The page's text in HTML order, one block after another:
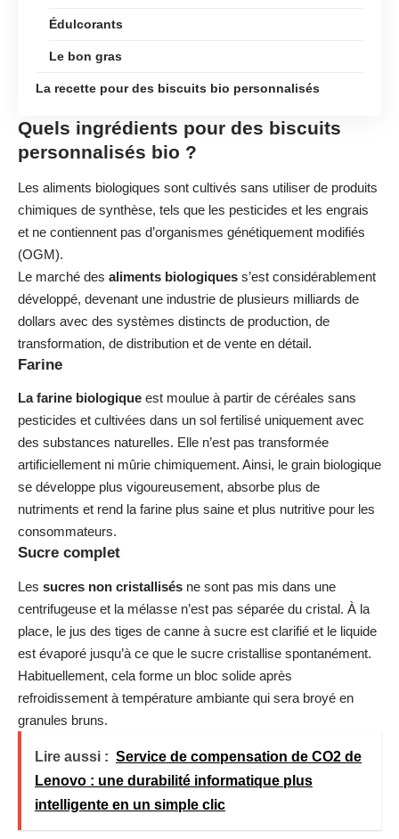
Édulcorants
Le bon gras
La recette pour des biscuits bio personnalisés
Quels ingrédients pour des biscuits
personnalisés bio ?
Les aliments biologiques sont cultivés sans utiliser de produits
chimiques de synthèse, tels que les pesticides et les engrais
et ne contiennent pas d’organismes génétiquement modifiés
(OGM).
Le marché des aliments biologiques s’est considérablement
développé, devenant une industrie de plusieurs milliards de
dollars avec des systèmes distincts de production, de
transformation, de distribution et de vente en détail.
Farine
La farine biologique est moulue à partir de céréales sans
pesticides et cultivées dans un sol fertilisé uniquement avec
des substances naturelles. Elle n’est pas transformée
artificiellement ni mûrie chimiquement. Ainsi, le grain biologique
se développe plus vigoureusement, absorbe plus de
nutriments et rend la farine plus saine et plus nutritive pour les
consommateurs.
Sucre complet
Les sucres non cristallisés ne sont pas mis dans une
centrifugeuse et la mélasse n’est pas séparée du cristal. À la
place, le jus des tiges de canne à sucre est clarifié et le liquide
est évaporé jusqu’à ce que le sucre cristallise spontanément.
Habituellement, cela forme un bloc solide après
refroidissement à température ambiante qui sera broyé en
granules bruns.
Lire aussi : Service de compensation de CO2 de
Lenovo : une durabilité informatique plus
intelligente en un simple clic